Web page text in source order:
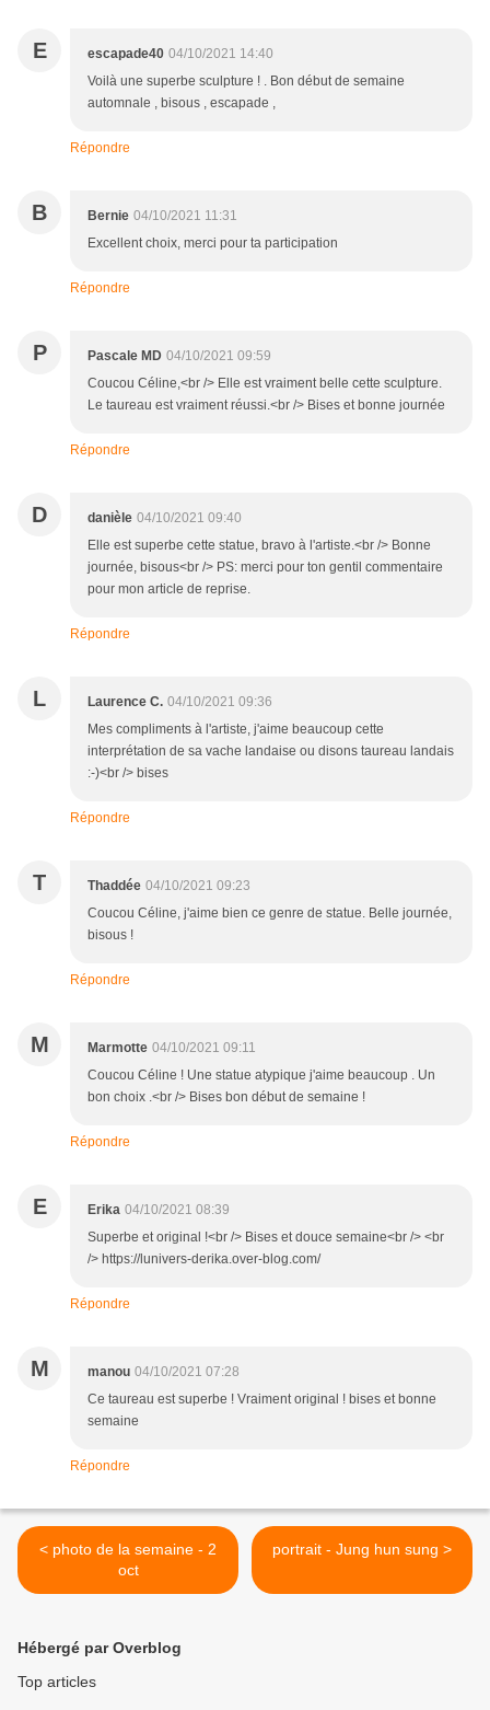
E escapade40 04/10/2021 14:40
Voilà une superbe sculpture ! . Bon début de semaine
automnale , bisous , escapade ,
Répondre
B Bernie 04/10/2021 11:31
Excellent choix, merci pour ta participation
Répondre
P Pascale MD 04/10/2021 09:59
Coucou Céline,<br /> Elle est vraiment belle cette sculpture.
Le taureau est vraiment réussi.<br /> Bises et bonne journée
Répondre
D danièle 04/10/2021 09:40
Elle est superbe cette statue, bravo à l'artiste.<br /> Bonne
journée, bisous<br /> PS: merci pour ton gentil commentaire
pour mon article de reprise.
Répondre
L Laurence C. 04/10/2021 09:36
Mes compliments à l'artiste, j'aime beaucoup cette
interprétation de sa vache landaise ou disons taureau landais
:-)<br /> bises
Répondre
T Thaddée 04/10/2021 09:23
Coucou Céline, j'aime bien ce genre de statue. Belle journée,
bisous !
Répondre
M Marmotte 04/10/2021 09:11
Coucou Céline ! Une statue atypique j'aime beaucoup . Un
bon choix .<br /> Bises bon début de semaine !
Répondre
E Erika 04/10/2021 08:39
Superbe et original !<br /> Bises et douce semaine<br /> <br
/> https://lunivers-derika.over-blog.com/
Répondre
M manou 04/10/2021 07:28
Ce taureau est superbe ! Vraiment original ! bises et bonne
semaine
Répondre
< photo de la semaine - 2
oct
portrait - Jung hun sung >
Hébergé par Overblog
Top articles